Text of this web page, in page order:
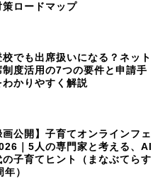
策ロードマップ
校でも出席扱いになる？ネット
制度活用の7つの要件と申請手
わかりやすく解説
画公開】子育てオンラインフェ
｜5人の専門家と考える、AI
の子育てヒント（まなぶてらす
）